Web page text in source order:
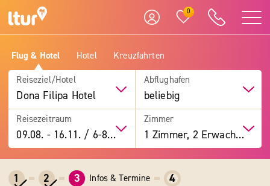
0
Flug & Hotel Hotel Kreuzfahrten
Reiseziel/Hotel
Dona Filipa Hotel
Abflughafen
beliebig
Reisezeitraum
09.08. -16.11. / 6-8 Tage
Zimmer
1 Zimmer, 2 Erwachsene
1 2 3 Infos & Termine 4